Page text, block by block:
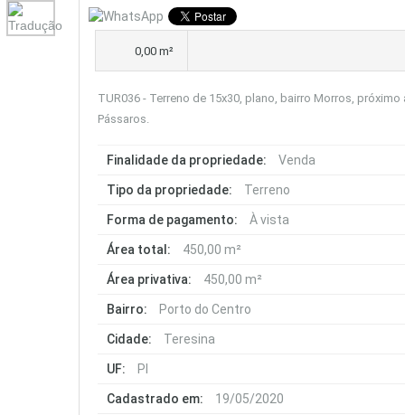
0,00 m²
TUR036 - Terreno de 15x30, plano, bairro Morros,
Pássaros.
Finalidade da propriedade: Venda
Tipo da propriedade: Terreno
Forma de pagamento: À vista
Área total: 450,00 m²
Área privativa: 450,00 m²
Bairro: Porto do Centro
Cidade: Teresina
UF: PI
Cadastrado em: 19/05/2020